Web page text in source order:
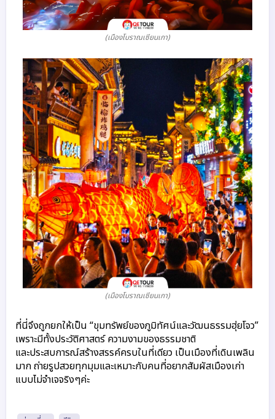
(เมืองโบราณเซียนเกา)
(เมืองโบราณเซียนเกา)
ที่นี่จึงถูกยกให้เป็น “ขุมทรัพย์ของภูมิทัศน์และวัฒนธรรมฮุ่ยโจว”
เพราะมีทั้งประวัติศาสตร์ ความงามของธรรมชาติ
และประสบการณ์สร้างสรรค์ครบในที่เดียว เป็นเมืองที่เดินเพลิน
มาก ถ่ายรูปสวยทุกมุมและเหมาะกับคนที่อยากสัมผัสเมืองเก่า
แบบไม่จำเจจริงๆค่ะ